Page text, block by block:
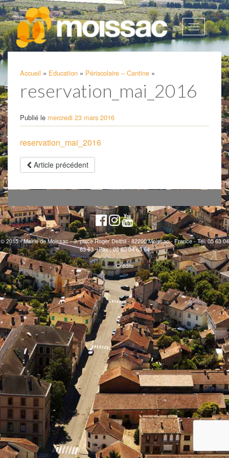
Afficher
la
Accueil » Education » Périscolaire – Cantine »
reservation_mai_2016
Publié le mercredi 23 mars 2016
reservation_mai_2016
Article précédent
© 2015 - Mairie de Moissac - 3, place Roger Delthil - 82200 Moissac - France - Tél. 05 63 04
63 63 - Fax : 05 63 04 63 64
Crédits